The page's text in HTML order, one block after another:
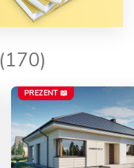
(170)
PREZENT 📖